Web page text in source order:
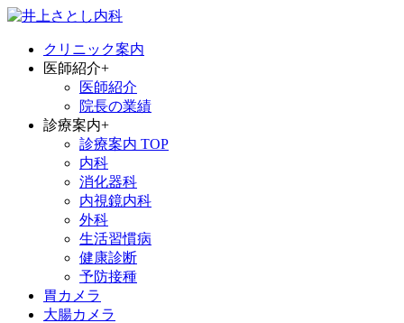
クリニック案内
医師紹介+
医師紹介
院長の業績
診療案内+
診療案内 TOP
内科
消化器科
内視鏡内科
外科
生活習慣病
健康診断
予防接種
胃カメラ
大腸カメラ